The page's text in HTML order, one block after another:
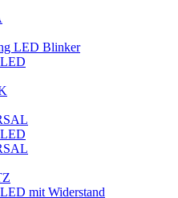
LED Blinker
mit Widerstand